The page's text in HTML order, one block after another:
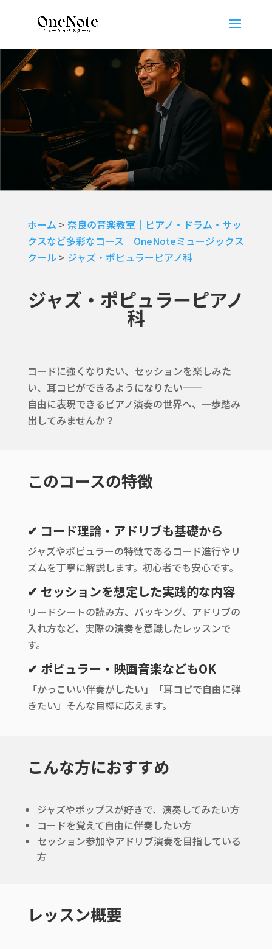
ホーム > 奈良の音楽教室｜ピアノ・ドラム・サッ
クスなど多彩なコース｜OneNoteミュージックス
クール> ジャズ・ポピュラーピアノ科
ジャズ・ポピュラーピアノ
科
コードに強くなりたい、セッションを楽しみた
い、耳コピができるようになりたい——
自由に表現できるピアノ演奏の世界へ、一歩踏み
出してみませんか？
このコースの特徴
✔ コード理論・アドリブも基礎から
ジャズやポピュラーの特徴であるコード進行やリ
ズムを丁寧に解説します。初心者でも安心です。
✔ セッションを想定した実践的な内容
リードシートの読み方、バッキング、アドリブの
入れ方など、実際の演奏を意識したレッスンで
す。
✔ ポピュラー・映画音楽などもOK
「かっこいい伴奏がしたい」「耳コピで自由に弾
きたい」そんな目標に応えます。
こんな方におすすめ
ジャズやポップスが好きで、演奏してみたい方
コードを覚えて自由に伴奏したい方
セッション参加やアドリブ演奏を目指している
方
レッスン概要